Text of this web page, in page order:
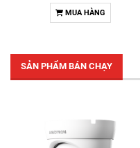
MUA HÀNG
SẢN PHẨM BÁN CHẠY